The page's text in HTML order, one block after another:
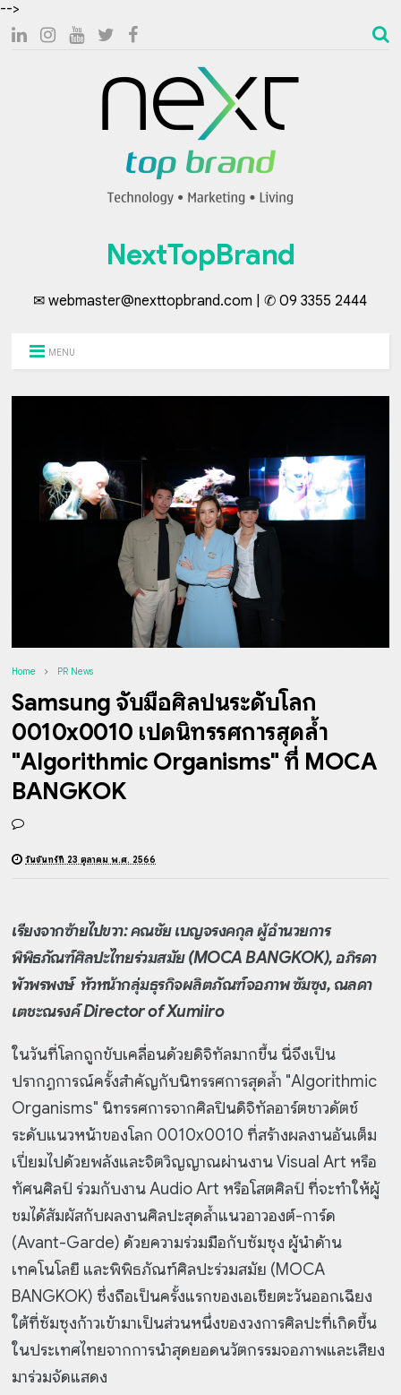
-->
NextTopBrand
✉ webmaster@nexttopbrand.com | ✆ 09 3355 2444
MENU
Home PR News
Samsung จับมือศิลปินระดับโลก
0010x0010 เปิดนิทรรศการสุดล้ำ
"Algorithmic Organisms" ที่ MOCA
BANGKOK
วันจันทร์ที่ 23 ตุลาคม พ.ศ. 2566
เรียงจากซ้ายไปขวา: คณชัย เบญจรงคกุล ผู้อำนวยการ
พิพิธภัณฑ์ศิลปะไทยร่วมสมัย (MOCA BANGKOK),อภิรดา
พัวพรพงษ์ หัวหน้ากลุ่มธุรกิจผลิตภัณฑ์จอภาพ ซัมซุง, ณลดา
เตชะณรงค์ Director of Xumiiro
ในวันที่โลกถูกขับเคลื่อนด้วยดิจิทัลมากขึ้น นี่จึงเป็น
ปรากฏการณ์ครั้งสำคัญกับนิทรรศการสุดล้ำ "Algorithmic
Organisms" นิทรรศการจากศิลปินดิจิทัลอาร์ตชาวดัตช์
ระดับแนวหน้าของโลก 0010x0010 ที่สร้างผลงานอันเต็ม
เปี่ยมไปด้วยพลังและจิตวิญญาณผ่านงาน Visual Art หรือ
ทัศนศิลป์ ร่วมกับงาน Audio Art หรือโสตศิลป์ ที่จะทำให้ผู้
ชมได้สัมผัสกับผลงานศิลปะสุดล้ำแนวอาวองต์-การ์ด
(Avant-Garde) ด้วยความร่วมมือกับซัมซุง ผู้นำด้าน
เทคโนโลยี และพิพิธภัณฑ์ศิลปะร่วมสมัย (MOCA
BANGKOK) ซึ่งถือเป็นครั้งแรกของเอเชียตะวันออกเฉียง
ใต้ที่ซัมซุงก้าวเข้ามาเป็นส่วนหนึ่งของวงการศิลปะที่เกิดขึ้น
ในประเทศไทยจากการนำสุดยอดนวัตกรรมจอภาพและเสียง
มาร่วมจัดแสดง